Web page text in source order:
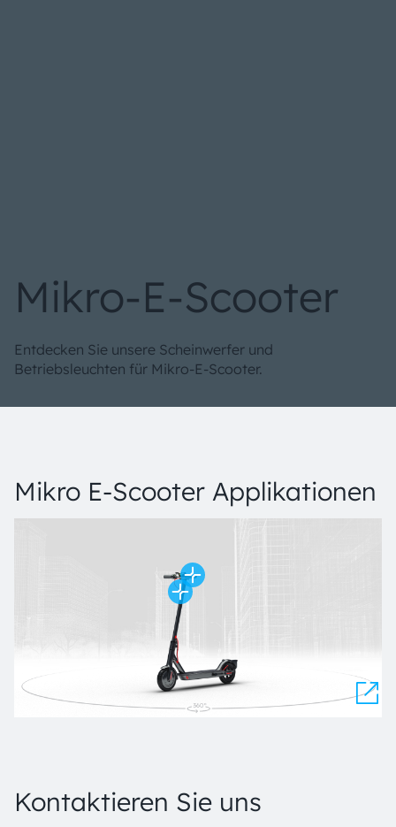
Mikro-E-Scooter
Entdecken Sie unsere Scheinwerfer und
Betriebsleuchten für Mikro-E-Scooter.
Mikro E-Scooter Applikationen
Kontaktieren Sie uns